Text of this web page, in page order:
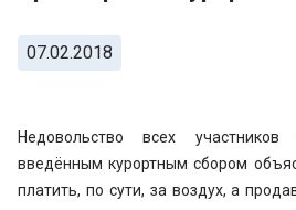
07.02.2018
Недовольство всех участников
введённым курортным сбором
платить, по сути, за воздух, а